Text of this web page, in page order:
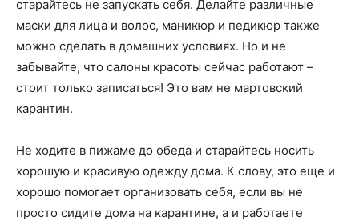
старайтесь не запускать себя. Делайте различные
маски для лица и волос, маникюр и педикюр также
можно сделать в домашних условиях. Но и не
забывайте, что салоны красоты сейчас работают –
стоит только записаться! Это вам не мартовский
карантин.
Не ходите в пижаме до обеда и старайтесь носить
хорошую и красивую одежду дома. К слову, это еще и
хорошо помогает организовать себя, если вы не
просто сидите дома на карантине, а и работаете